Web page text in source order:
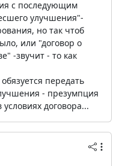
с последующим
улучшения"-
но так чтоб
или "договор о
-звучит - то как
передать
- презумпция
договора...